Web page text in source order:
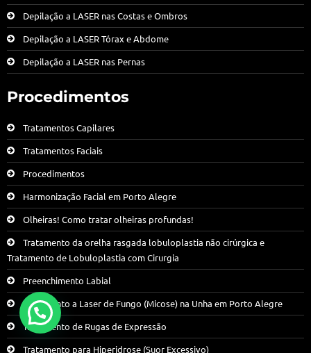
Depilação a LASER nas Costas e Ombros
Depilação a LASER Tórax e Abdome
Depilação a LASER nas Pernas
Procedimentos
Tratamentos Capilares
Tratamentos Faciais
Procedimentos
Harmonização Facial em Porto Alegre
Olheiras! Como tratar olheiras profundas!
Tratamento da orelha rasgada lobuloplastia não cirúrgica e
Tratamento de Lobuloplastia com Cirurgia
Preenchimento Labial
Tratamento a Laser de Fungo (Micose) na Unha em Porto Alegre
Tratamento de Rugas de Expressão
Tratamento para Hiperidrose (Suor Excessivo)